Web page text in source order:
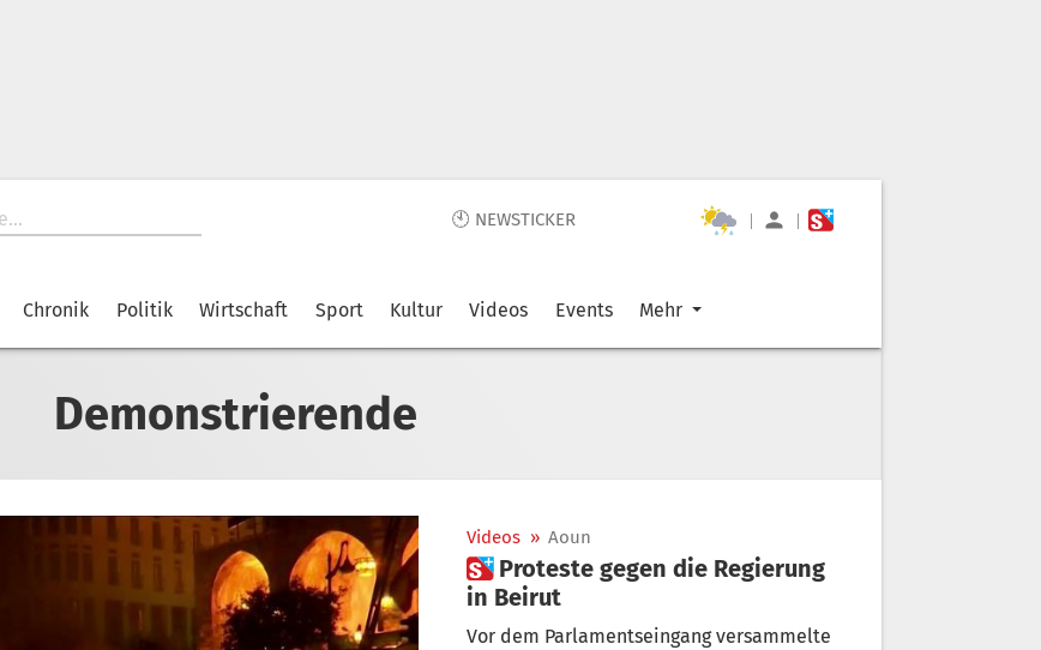
🕙 NEWSTICKER | |
Chronik Politik Wirtschaft Sport Kultur Videos Events Mehr
Demonstrierende
Videos » Aoun
 Proteste gegen die Regierung
in Beirut
Vor dem Parlamentseingang versammelte